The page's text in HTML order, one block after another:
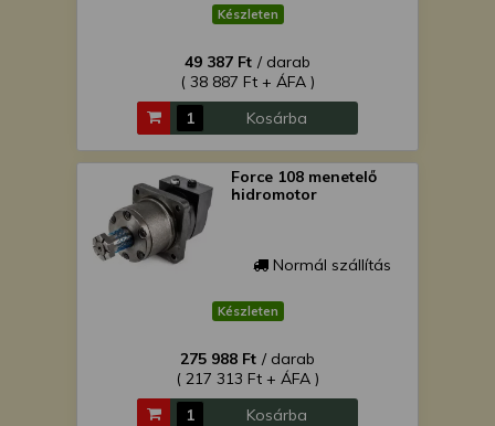
Készleten
49 387 Ft / darab
( 38 887 Ft + ÁFA )
Kosárba
Force 108 menetelő
hidromotor
Normál szállítás
Készleten
275 988 Ft / darab
( 217 313 Ft + ÁFA )
Kosárba